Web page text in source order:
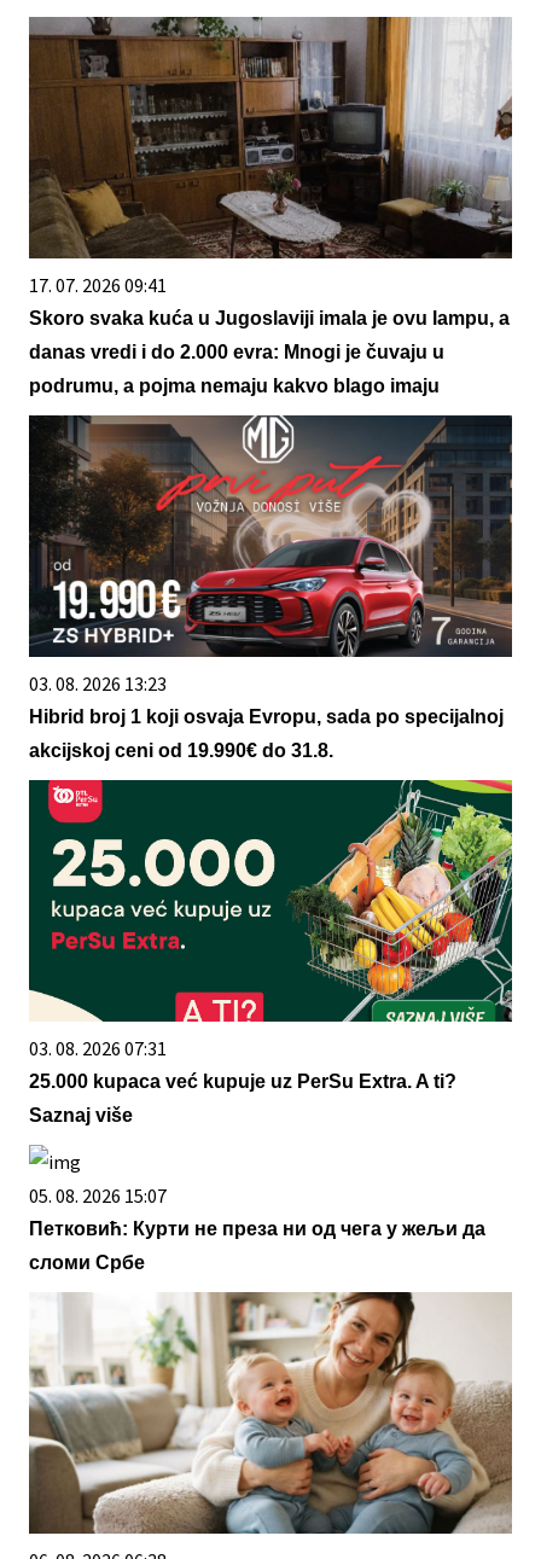
17. 07. 2026 09:41
Skoro svaka kuća u Jugoslaviji imala je ovu lampu, a
danas vredi i do 2.000 evra: Mnogi je čuvaju u
podrumu, a pojma nemaju kakvo blago imaju
03. 08. 2026 13:23
Hibrid broj 1 koji osvaja Evropu, sada po specijalnoj
akcijskoj ceni od 19.990€ do 31.8.
03. 08. 2026 07:31
25.000 kupaca već kupuje uz PerSu Extra. A ti?
Saznaj više
05. 08. 2026 15:07
Петковић: Курти не преза ни од чега у жељи да
сломи Србе